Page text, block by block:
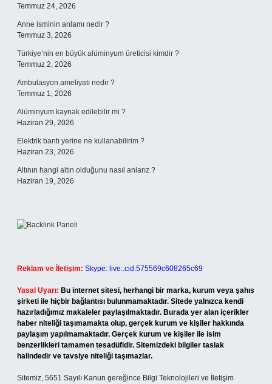
Temmuz 24, 2026
Anne isminin anlamı nedir ?
Temmuz 3, 2026
Türkiye’nin en büyük alüminyum üreticisi kimdir ?
Temmuz 2, 2026
Ambulasyon ameliyatı nedir ?
Temmuz 1, 2026
Alüminyum kaynak edilebilir mi ?
Haziran 29, 2026
Elektrik bantı yerine ne kullanabilirim ?
Haziran 23, 2026
Altının hangi altın olduğunu nasıl anlarız ?
Haziran 19, 2026
Reklam ve İletişim: Skype: live:.cid.575569c608265c69
Yasal Uyarı: Bu internet sitesi, herhangi bir marka, kurum veya şahıs
şirketi ile hiçbir bağlantısı bulunmamaktadır. Sitede yalnızca kendi
hazırladığımız makaleler paylaşılmaktadır. Burada yer alan içerikler
haber niteliği taşımamakta olup, gerçek kurum ve kişiler hakkında
paylaşım yapılmamaktadır. Gerçek kurum ve kişiler ile isim
benzerlikleri tamamen tesadüfidir. Sitemizdeki bilgiler taslak
halindedir ve tavsiye niteliği taşımazlar.
Sitemiz, 5651 Sayılı Kanun gereğince Bilgi Teknolojileri ve İletişim